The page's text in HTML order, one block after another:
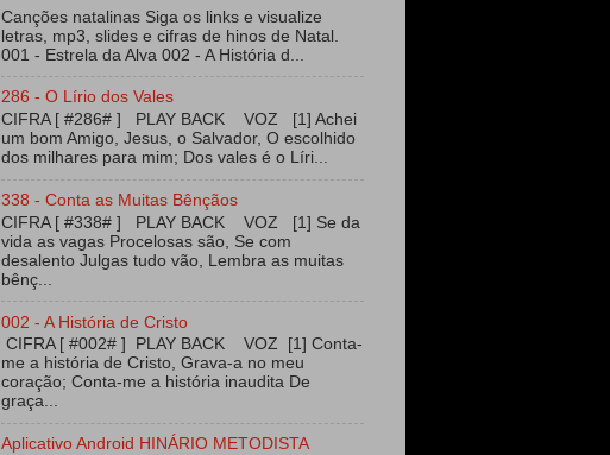
Canções natalinas Siga os links e visualize
letras, mp3, slides e cifras de hinos de Natal.
001 - Estrela da Alva 002 - A História d...
286 - O Lírio dos Vales
CIFRA [ #286# ] PLAY BACK VOZ [1] Achei
um bom Amigo, Jesus, o Salvador, O escolhido
dos milhares para mim; Dos vales é o Líri...
338 - Conta as Muitas Bênçãos
CIFRA [ #338# ] PLAY BACK VOZ [1] Se da
vida as vagas Procelosas são, Se com
desalento Julgas tudo vão, Lembra as muitas
bênç...
002 - A História de Cristo
CIFRA [ #002# ] PLAY BACK VOZ [1] Conta-
me a história de Cristo, Grava-a no meu
coração; Conta-me a história inaudita De
graça...
Aplicativo Android HINÁRIO METODISTA